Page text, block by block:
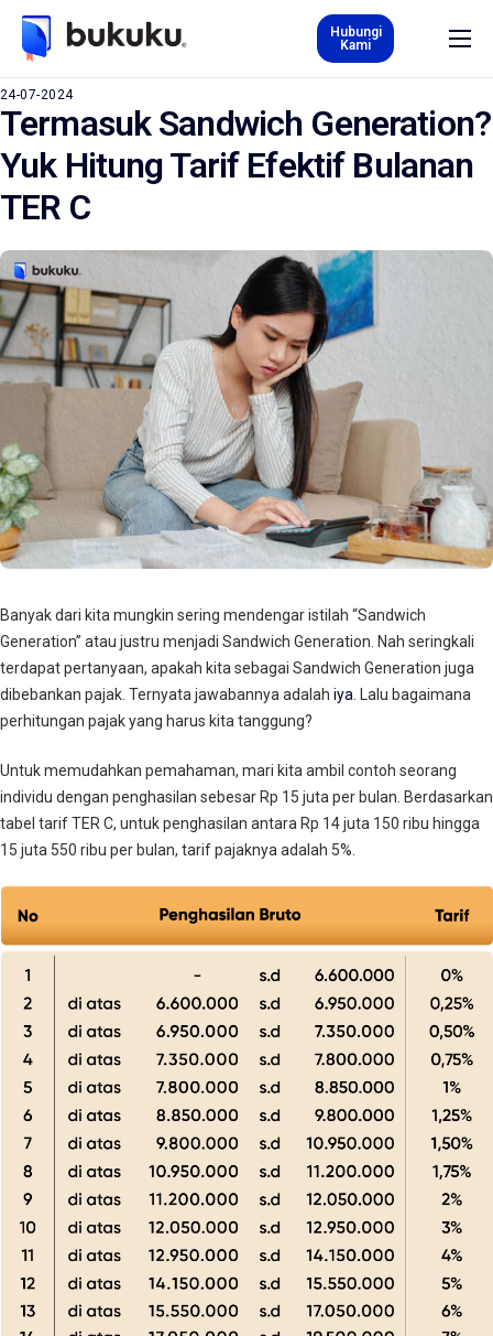
Tentang Kami
Produk & Layanan
Karir
Kurs
Blog
Hubungi
Kami
24-07-2024
Termasuk Sandwich Generation?
Yuk Hitung Tarif Efektif Bulanan
TER C
Banyak dari kita mungkin sering mendengar istilah “Sandwich
Generation” atau justru menjadi Sandwich Generation. Nah seringkali
terdapat pertanyaan, apakah kita sebagai Sandwich Generation juga
dibebankan pajak. Ternyata jawabannya adalah iya . Lalu bagaimana
perhitungan pajak yang harus kita tanggung?
Untuk memudahkan pemahaman, mari kita ambil contoh seorang
individu dengan penghasilan sebesar Rp 15 juta per bulan. Berdasarkan
tabel tarif TER C, untuk penghasilan antara Rp 14 juta 150 ribu hingga
15 juta 550 ribu per bulan, tarif pajaknya adalah 5%.